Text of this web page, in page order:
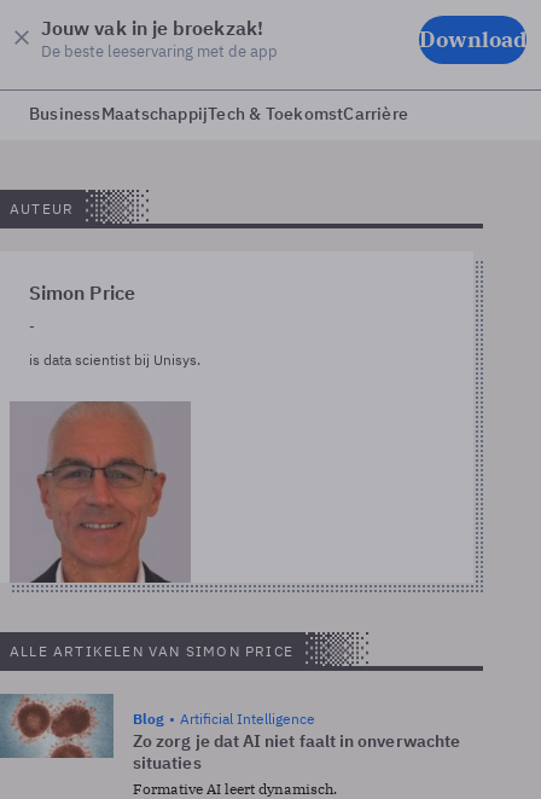
Jouw vak in je broekzak!
De beste leeservaring met de app Download
BusinessMaatschappijTech & ToekomstCarrière
AUTEUR
Simon Price
-
is data scientist bij Unisys.
ALLE ARTIKELEN VAN SIMON PRICE
Blog Artificial Intelligence
Zo zorg je dat AI niet faalt in onverwachte
situaties
Formative AI leert dynamisch.